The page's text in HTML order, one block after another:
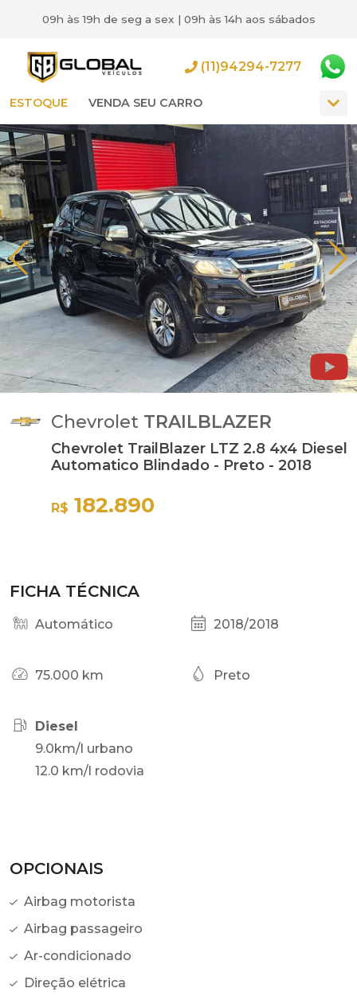
09h às 19h de seg a sex | 09h às 14h aos sábados
ESTOQUE VENDA SEU CARRO
(11)94294-7277
Chevrolet TRAILBLAZER
Chevrolet TrailBlazer LTZ 2.8 4x4 Diesel
Automatico Blindado - Preto - 2018
R$ 182.890
FICHA TÉCNICA
Automático 2018/2018
75.000 km Preto
Diesel
9.0km/l urbano
12.0 km/l rodovia
OPCIONAIS
Airbag motorista
Airbag passageiro
Ar-condicionado
Direção elétrica